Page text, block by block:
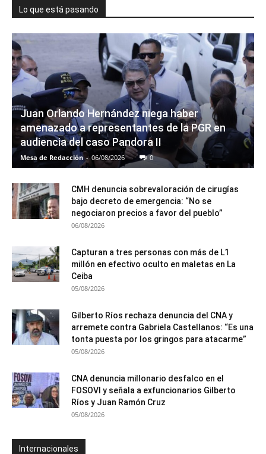
Lo que está pasando
Juan Orlando Hernández niega haber
amenazado a representantes de la PGR en
audiencia del caso Pandora II
Mesa de Redacción - 06/08/2026 0
CMH denuncia sobrevaloración de cirugías
bajo decreto de emergencia: “No se
negociaron precios a favor del pueblo”
06/08/2026
Capturan a tres personas con más de L1
millón en efectivo oculto en maletas en La
Ceiba
05/08/2026
Gilberto Ríos rechaza denuncia del CNA y
arremete contra Gabriela Castellanos: “Es una
tonta puesta por los gringos para atacarme”
05/08/2026
CNA denuncia millonario desfalco en el
FOSOVI y señala a exfuncionarios Gilberto
Ríos y Juan Ramón Cruz
05/08/2026
Internacionales